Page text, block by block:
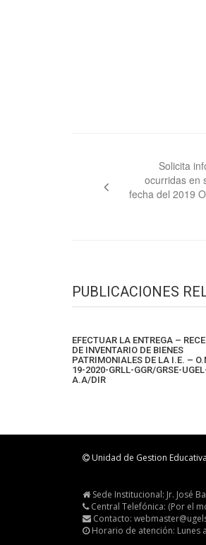
entradas
Solicita
ocurridas en
fecha del 2019
PUBLICACIONES
EFECTUAR LA ENTREGA –
DE INVENTARIO DE BIENES
PATRIMONIALES DE LA I.E. –
19-2020-GRLL-GGR/GRSE-
A.A/DIR
Unidad de Gestion
Sede Institucional: Jr. José
Central Telefónica: (Por el
Contacto:
Horario de atención: Lunes